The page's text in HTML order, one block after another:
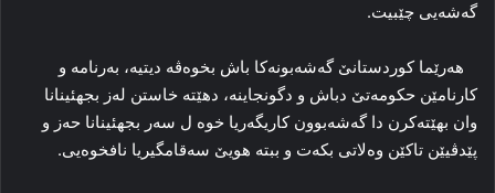
گەشەیی چێبیت.
هەرێما کوردستانێ گەشەبونەکا باش بخوەڤە دیتیە، بەرنامە و
کارنامێن حکومەتێ دباش و دگونجاینە، دهێتە خاستن لەز بجهئینانا
وان بهێتەکرن دا گەشەبوون کاریگەریا خوە ل سەر بجهئینانا حەز و
پێدڤیێن تاکێن وەلاتی بکەت و ببتە هویێ سەقامگیریا نافخوەیی.